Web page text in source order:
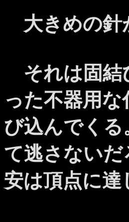
大きめの針
それは固結
った不器用
び込んでく
て逃さない
安は頂点に達